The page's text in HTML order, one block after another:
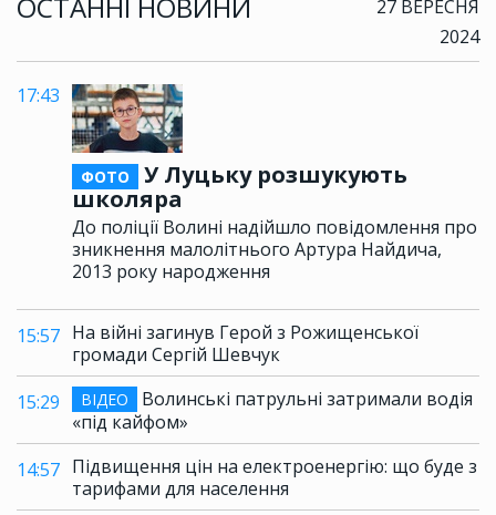
27 ВЕРЕСНЯ
2024
17:43
ФОТО
У Луцьку розшукують
школяра
До поліції Волині надійшло повідомлення про
зникнення малолітнього Артура Найдича,
2013 року народження
15:57 На війні загинув Герой з Рожищенської
громади Сергій Шевчук
15:29
ВІДЕО
Волинські патрульні затримали водія
«під кайфом»
14:57 Підвищення цін на електроенергію: що буде з
тарифами для населення